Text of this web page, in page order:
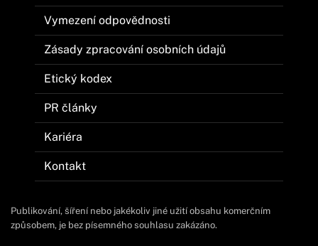
Vymezení odpovědnosti
Zásady zpracování osobních údajů
Etický kodex
PR články
Kariéra
Kontakt
Publikování, šíření nebo jakékoliv jiné užití obsahu komerčním
způsobem, je bez písemného souhlasu zakázáno.